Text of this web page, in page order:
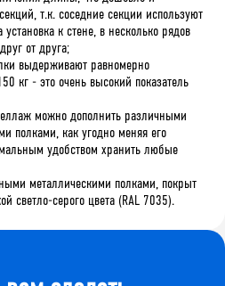
т.к. соседние секции используют
к стене, в несколько рядов
от друга;
выдерживают равномерно
кг - это очень высокий показатель
можно дополнить различными
полками, как угодно меняя его
удобством хранить любые
металлическими полками, покрыт
светло-серого цвета (RAL 7035).